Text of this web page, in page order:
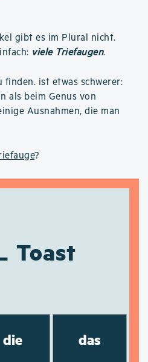
gibt es im Plural nicht.
viele Triefaugen.
ist etwas schwerer:
als beim Genus von
Ausnahmen, die man
?
Toast
die das